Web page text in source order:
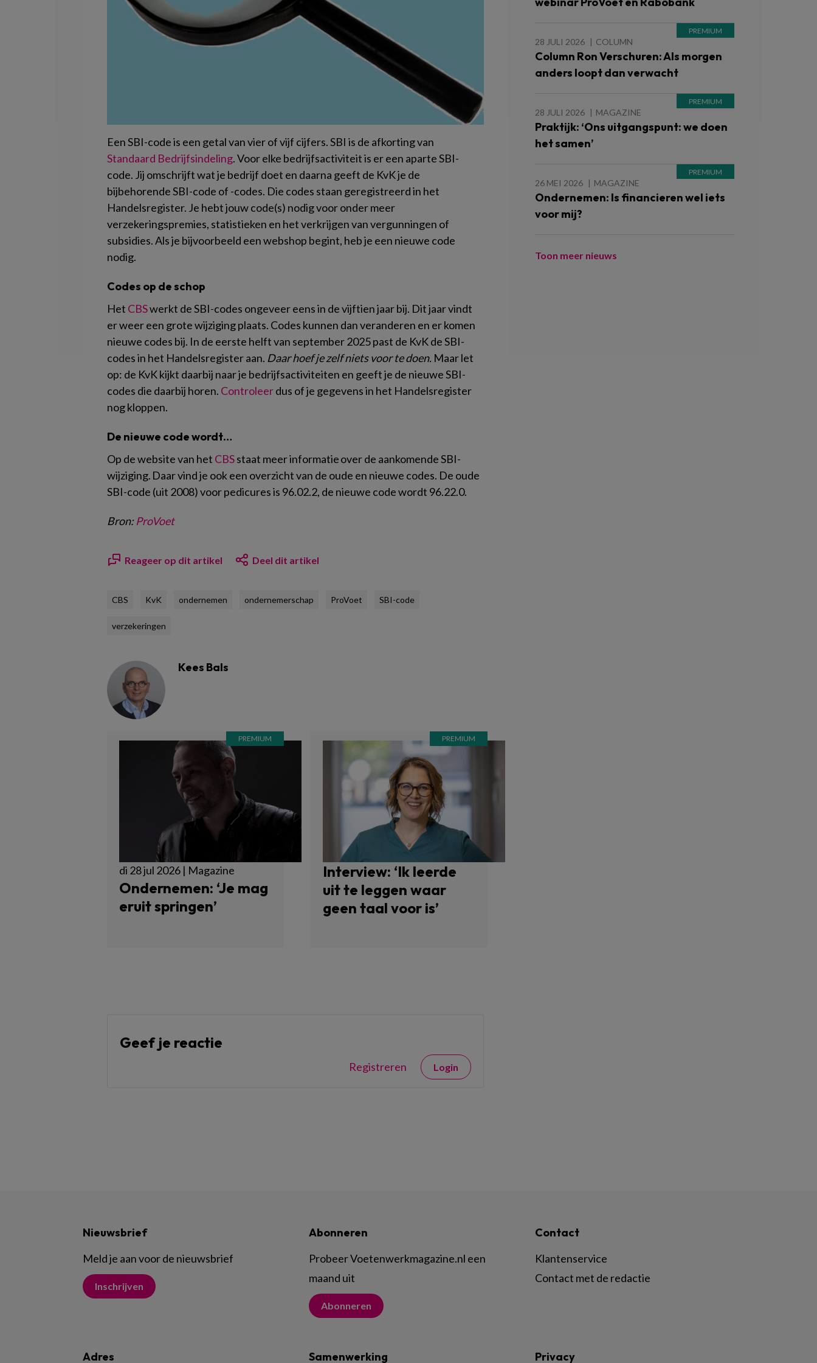
Een SBI-code is een getal van vier of vijf cijfers. SBI is de afkorting van
Standaard Bedrijfsindeling. Voor elke bedrijfsactiviteit is er een aparte SBI-
code. Jij omschrijft wat je bedrijf doet en daarna geeft de KvK je de
bijbehorende SBI-code of -codes. Die codes staan geregistreerd in het
Handelsregister. Je hebt jouw code(s) nodig voor onder meer
verzekeringspremies, statistieken en het verkrijgen van vergunningen of
subsidies. Als je bijvoorbeeld een webshop begint, heb je een nieuwe code
nodig.
Codes op de schop
Het CBSwerkt de SBI-codes ongeveer eens in de vijftien jaar bij. Dit jaar vindt
er weer een grote wijziging plaats. Codes kunnen dan veranderen en er komen
nieuwe codes bij. In de eerste helft van september 2025 past de KvK de SBI-
codes in het Handelsregister aan. Daar hoef je zelf niets voor te doen. Maar let
op: de KvK kijkt daarbij naar je bedrijfsactiviteiten en geeft je de nieuwe SBI-
codes die daarbij horen. Controleerdus of je gegevens in het Handelsregister
nog kloppen.
De nieuwe code wordt…
Op de website van het CBSstaat meer informatie over de aankomende SBI-
wijziging. Daar vind je ook een overzicht van de oude en nieuwe codes. De oude
SBI-code (uit 2008) voor pedicures is 96.02.2, de nieuwe code wordt 96.22.0.
Bron:ProVoet
Reageer op dit artikel Deel dit artikel
CBS KvK ondernemen ondernemerschap ProVoet SBI-code
verzekeringen
Kees Bals
di 28 jul 2026 | Magazine
Ondernemen: ‘Je mag
eruit springen’
Interview: ‘Ik leerde
uit te leggen waar
geen taal voor is’
Geef je reactie
Registreren Login
28 JULI 2026 COLUMN
Column Ron Verschuren: Als morgen
anders loopt dan verwacht
28 JULI 2026 MAGAZINE
Praktijk: ‘Ons uitgangspunt: we doen
het samen’
26 MEI 2026 MAGAZINE
Ondernemen: Is financieren wel iets
voor mij?
Toon meer nieuws
Nieuwsbrief
Meld je aan voor de nieuwsbrief
Inschrijven
Abonneren
Probeer Voetenwerkmagazine.nl een
maand uit
Abonneren
Contact
Klantenservice
Contact met de redactie
Adres Samenwerking Privacy